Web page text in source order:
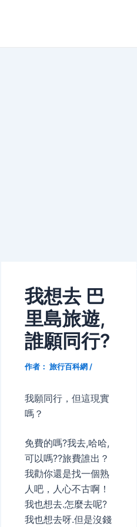
我想去 巴
里島旅遊,
誰願同行?
作者： 旅行百科網 /
我願同行，但這現實
嗎？
免費的嗎?我去,哈哈,
可以嗎??旅費誰出？
我勸你還是找一個熟
人吧，人心不古啊！
我也想去.怎麼去呢?
我也想去呀.但是沒錢